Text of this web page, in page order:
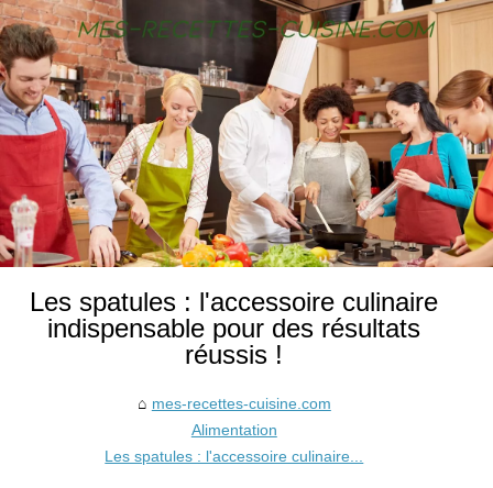
Les spatules : l'accessoire culinaire
indispensable pour des résultats
réussis !
mes-recettes-cuisine.com
Alimentation
Les spatules : l'accessoire culinaire...